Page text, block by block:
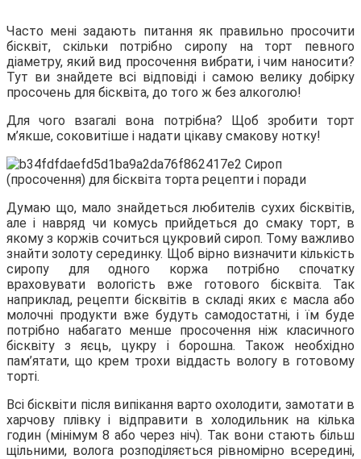
Часто мені задають питання як правильно просочити
бісквіт, скільки потрібно сиропу на торт певного
діаметру, який вид просочення вибрати, і чим наносити?
Тут ви знайдете всі відповіді і самою велику добірку
просочень для бісквіта, до того ж без алкоголю!
Для чого взагалі вона потрібна? Щоб зробити торт
м’якше, соковитіше і надати цікаву смакову нотку!
Думаю що, мало знайдеться любителів сухих бісквітів,
але і навряд чи комусь прийдеться до смаку торт, в
якому з коржів сочиться цукровий сироп. Тому важливо
знайти золоту серединку. Щоб вірно визначити кількість
сиропу для одного коржа потрібно спочатку
враховувати вологість вже готового бісквіта. Так
наприклад, рецепти бісквітів в складі яких є масла або
молочні продукти вже будуть самодостатні, і їм буде
потрібно набагато менше просочення ніж класичного
бісквіту з яєць, цукру і борошна. Також необхідно
пам’ятати, що крем трохи віддасть вологу в готовому
торті.
Всі бісквіти після випікання варто охолодити, замотати в
харчову плівку і відправити в холодильник на кілька
годин (мінімум 8 або через ніч). Так вони стають більш
щільними, волога розподіляється рівномірно всередині,